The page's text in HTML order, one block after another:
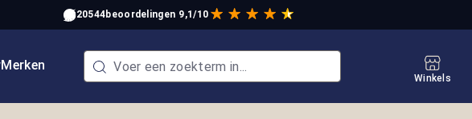
20544beoordelingen 9,1/10
Merken
Winkels